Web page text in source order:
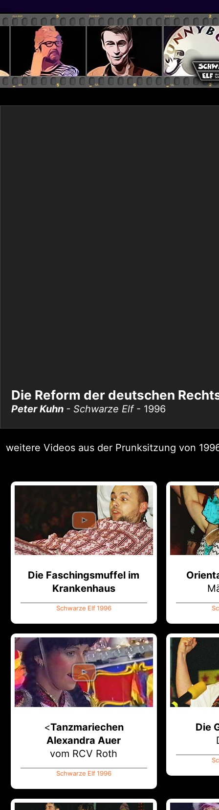
Die Reform der deutschen
Peter Kuhn - Schwarze Elf - 1996
weitere Videos aus der Prunksitzung von
Die Faschingsmuffel im
Krankenhaus
Schwarze Elf 1996
<Tanzmariechen
Alexandra Auer
vom RCV Roth
Schwarze Elf 1996
Die